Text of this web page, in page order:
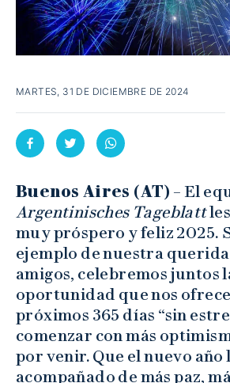
MARTES, 31 DE DICIEMBRE DE 2024
Buenos Aires (AT) – El
Argentinisches Tageblatt
muy próspero y feliz 2025.
ejemplo de nuestra
amigos, celebremos juntos
oportunidad que nos
próximos 365 días “sin
comenzar con más
por venir. Que el nuevo año
acompañado de más paz,